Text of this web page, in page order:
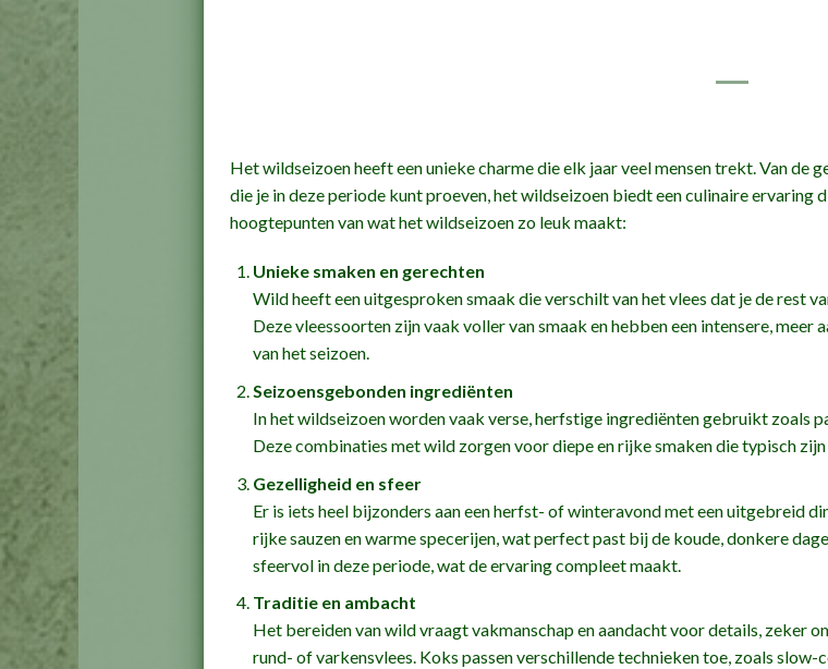
Het wildseizoen heeft een unieke charme die elk jaar veel mensen trekt. Van
die je in deze periode kunt proeven, het wildseizoen biedt een culinaire ervaring
hoogtepunten van wat het wildseizoen zo leuk maakt:
Unieke smaken en gerechten
Wild heeft een uitgesproken smaak die verschilt van het vlees dat je de rest
Deze vleessoorten zijn vaak voller van smaak en hebben een intensere,
van het seizoen.
Seizoensgebonden ingrediënten
In het wildseizoen worden vaak verse, herfstige ingrediënten gebruikt zoals
Deze combinaties met wild zorgen voor diepe en rijke smaken die typisch
Gezelligheid en sfeer
Er is iets heel bijzonders aan een herfst- of winteravond met een uitgebreid
rijke sauzen en warme specerijen, wat perfect past bij de koude, donkere
sfeervol in deze periode, wat de ervaring compleet maakt.
Traditie en ambacht
Het bereiden van wild vraagt vakmanschap en aandacht voor details, zeker
rund- of varkensvlees. Koks passen verschillende technieken toe, zoals